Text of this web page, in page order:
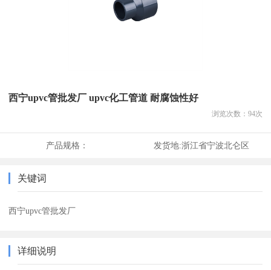
西宁upvc管批发厂 upvc化工管道 耐腐蚀性好
浏览次数： 94次
产品规格： 发货地:浙江省宁波北仑区
关键词
西宁upvc管批发厂
详细说明